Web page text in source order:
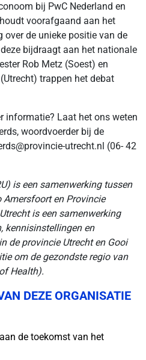
bij PwC Nederland en
voorafgaand aan het
over de unieke positie van de
bijdraagt aan het nationale
Rob Metz (Soest) en
trappen het debat
informatie? Laat het ons weten
woordvoerder bij de
utrecht.nl (06- 42
is een samenwerking tussen
Amersfoort en Provincie
is een samenwerking
kennisinstellingen en
de provincie Utrecht en Gooi
om de gezondste regio van
Health).
DEZE ORGANISATIE
de toekomst van het